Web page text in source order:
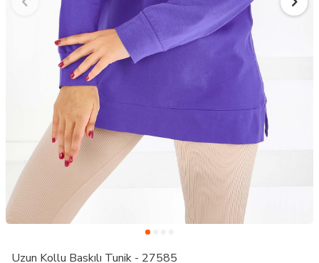
Uzun Kollu Baskılı Tunik - 27585